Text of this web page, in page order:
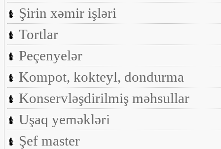
Şirin xəmir işləri
Tortlar
Peçenyelər
Kompot, kokteyl, dondurma
Konservləşdirilmiş məhsullar
Uşaq yeməkləri
Şef master